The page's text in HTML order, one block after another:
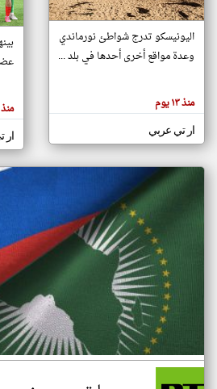
اخبار جزر
أهم اخبار
هنا عن
وجهة
كاتبيها.
اليونيسكو تدرج شواطئ نورماندي
وعدة مواقع أخرى أحدها في بلد ...
منذ ١٣ يوم
ار تي عربي
منذ ٢٨
ار